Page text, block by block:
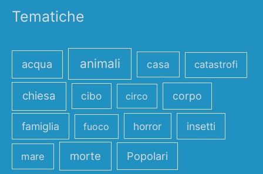
Tematiche
acqua animali casa catastrofi
chiesa cibo circo corpo
famiglia fuoco horror insetti
mare morte Popolari